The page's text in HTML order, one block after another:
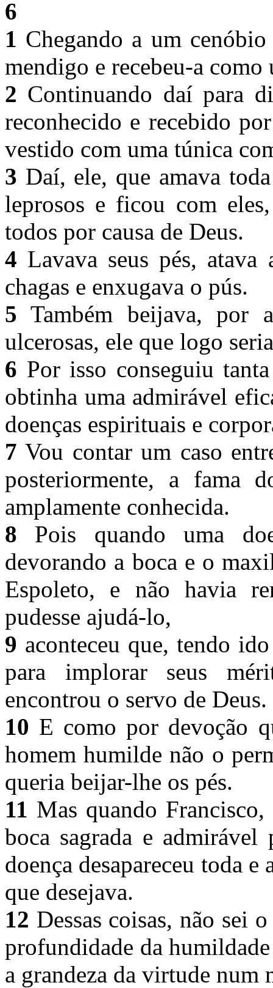
6
1 Chegando a um
mendigo e recebeu-a
2 Continuando daí para
reconhecido e recebido
vestido com uma túnica
3 Daí, ele, que amava
leprosos e ficou com
todos por causa de Deus.
4 Lavava seus pés,
chagas e enxugava o pús.
5 Também beijava, por
ulcerosas, ele que logo
6 Por isso conseguiu
obtinha uma admirável
doenças espirituais e
7 Vou contar um caso
posteriormente, a fama
amplamente conhecida.
8 Pois quando uma
devorando a boca e o
Espoleto, e não havia
pudesse ajudá-lo,
9 aconteceu que, tendo
para implorar seus
encontrou o servo de Deus.
10 E como por devoção
homem humilde não o
queria beijar-lhe os pés.
11 Mas quando
boca sagrada e admirável
doença desapareceu toda
que desejava.
12 Dessas coisas, não sei
profundidade da
a grandeza da virtude num